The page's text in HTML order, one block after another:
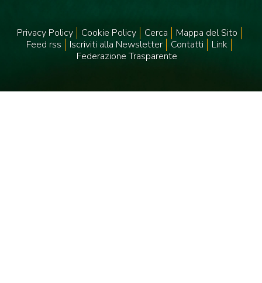
Privacy Policy Cookie Policy Cerca
Mappa del Sito
Feed rss
Iscriviti alla Newsletter Contatti
Link
Federazione Trasparente